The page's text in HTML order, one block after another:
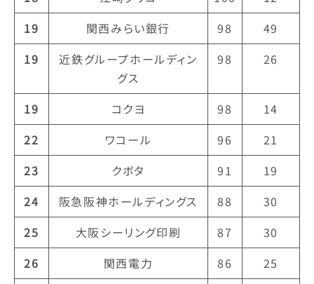
19
関西みらい銀行 98
49
19
近鉄グループホールディン
グス
98 26
19 コクヨ 98
14
22
ワコール 96
21
23
クボタ 91
19
24
阪急阪神ホールディングス 88
30
25
大阪シーリング印刷 87
30
26
関西電力 86
25